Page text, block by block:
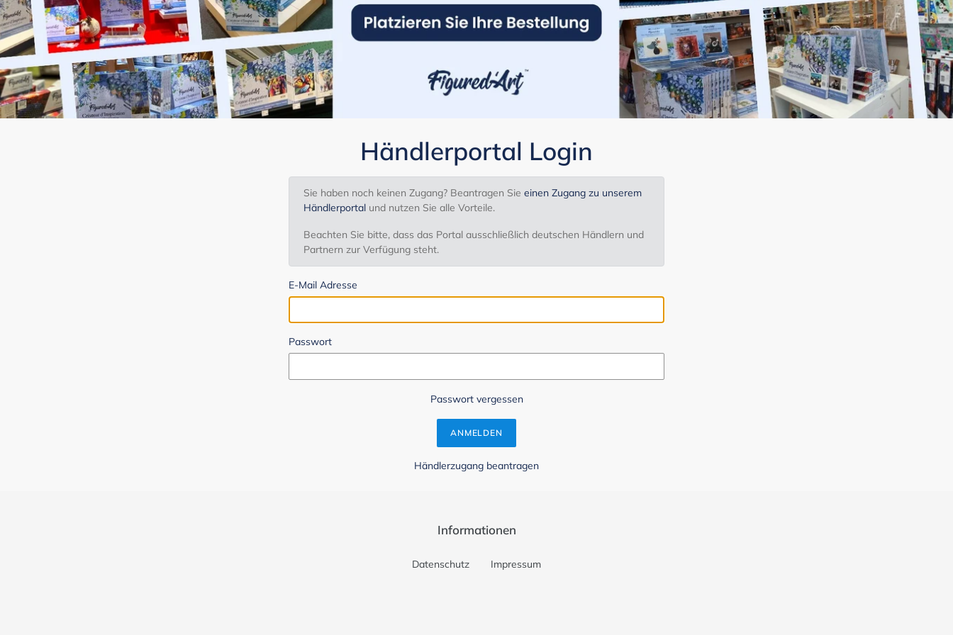
Händlerportal Login
Sie haben noch keinen Zugang? Beantragen Sie einen Zugang zu unserem
Händlerportal und nutzen Sie alle Vorteile.
Beachten Sie bitte, dass das Portal ausschließlich deutschen Händlern und
Partnern zur Verfügung steht.
E-Mail Adresse
Passwort
Passwort vergessen
Händlerzugang beantragen
Informationen
Datenschutz Impressum